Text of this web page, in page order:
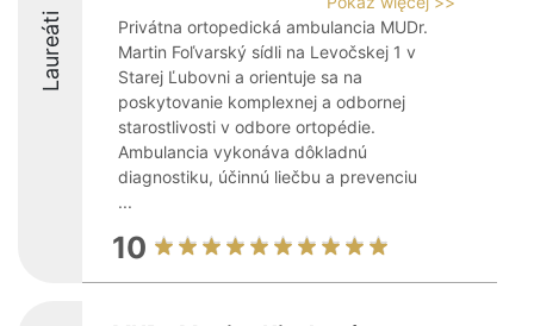
Laureáti
Privátna ortopedická ambulancia MUDr.
Martin Foľvarský sídli na Levočskej 1 v
Starej Ľubovni a orientuje sa na
poskytovanie komplexnej a odbornej
starostlivosti v odbore ortopédie.
Ambulancia vykonáva dôkladnú
diagnostiku, účinnú liečbu a prevenciu
...
10